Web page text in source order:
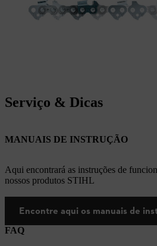
Serviço & Dicas
MANUAIS DE INSTRUÇÃO
Aqui encontrará as instruções de
nossos produtos STIHL
Encontre aqui os manuais de
FAQ